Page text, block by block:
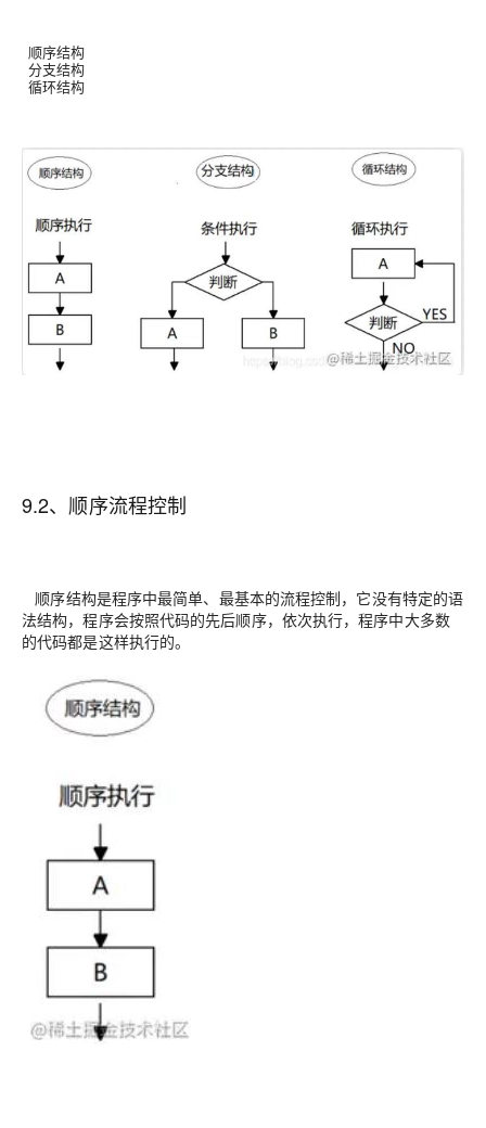
顺序结构
分支结构
循环结构
9.2、顺序流程控制
顺序结构是程序中最简单、最基本的流程控制，它没有特定的语
法结构，程序会按照代码的先后顺序，依次执行，程序中大多数
的代码都是这样执行的。